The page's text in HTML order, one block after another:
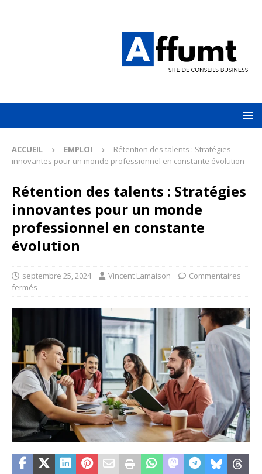
ACCUEIL EMPLOI
Rétention des talents : Stratégies
innovantes pour un monde professionnel en constante évolution
Rétention des talents : Stratégies
innovantes pour un monde
professionnel en constante
évolution
septembre 25, 2024 Vincent Lamaison
Commentaires
fermés